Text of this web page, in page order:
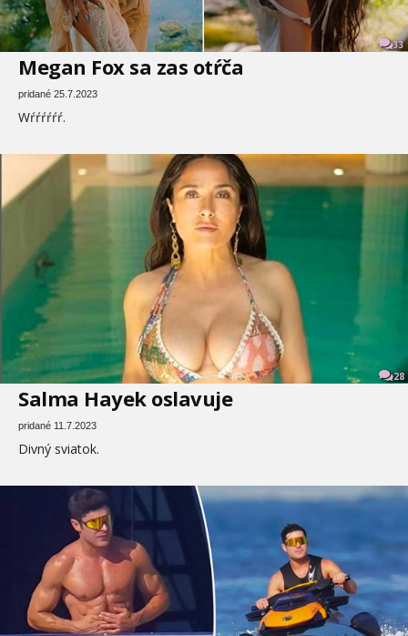
33
Megan Fox sa zas otŕča
pridané 25.7.2023
Wŕŕŕŕŕŕ.
28
Salma Hayek oslavuje
pridané 11.7.2023
Divný sviatok.